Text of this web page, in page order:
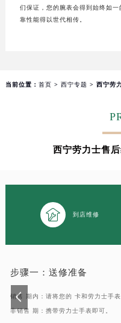
们保证，您的腕表会得到始终如
靠性能得以世代相传。
当前位置： 首页 > 西宁专题 > 西宁劳
西宁劳力士售
 到店维修
步骤一： 送修准备
销售 期内：请将您的 卡和劳力士手
非销售 期：携带劳力士手表即可。